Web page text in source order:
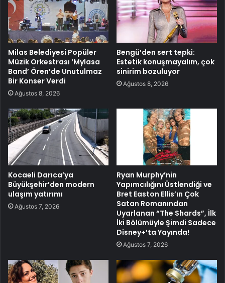
Milas Belediyesi Popüler
Müzik Orkestrası ‘Mylasa
Band’ Ören’de Unutulmaz
Bir Konser Verdi
Ağustos 8, 2026
Bengü’den sert tepki:
Estetik konuşmayalım, çok
sinirim bozuluyor
Ağustos 8, 2026
Kocaeli Darıca’ya
Büyükşehir’den modern
ulaşım yatırımı
Ağustos 7, 2026
Ryan Murphy’nin
Yapımcılığını Üstlendiği ve
Bret Easton Ellis’ın Çok
Satan Romanından
Uyarlanan “The Shards”, İlk
İki Bölümüyle Şimdi Sadece
Disney+’ta Yayında!
Ağustos 7, 2026